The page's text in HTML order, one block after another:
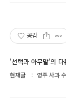
공감
'선택과 아무말'의 다
현재글 영주 사과